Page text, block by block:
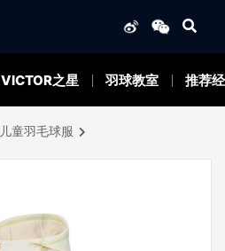
VICTOR之星 羽球教室 推荐
儿童羽毛球服